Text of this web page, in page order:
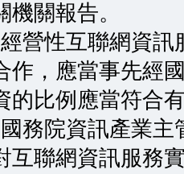
關報告。
營性互聯網資訊
作，應當事先經
的比例應當符合
務院資訊產業主
互聯網資訊服務